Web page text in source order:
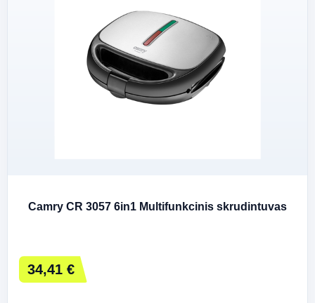
Camry CR 3057 6in1 Multifunkcinis skrudintuvas
34,41 €